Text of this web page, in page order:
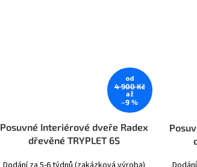
od
4 900 Kč
až
–9 %
Posuvné Interiérové dveře Radex
dřevěné TRYPLET 6S